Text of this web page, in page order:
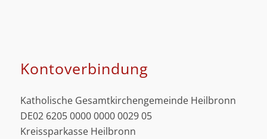
Kontoverbindung
Katholische Gesamtkirchengemeinde Heilbronn
DE02 6205 0000 0000 0029 05
Kreissparkasse Heilbronn